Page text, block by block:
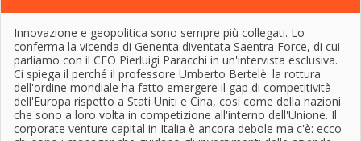
Innovazione e geopolitica sono sempre più collegati. Lo
conferma la vicenda di Genenta diventata Saentra Force, di cui
parliamo con il CEO Pierluigi Paracchi in un'intervista esclusiva.
Ci spiega il perché il professore Umberto Bertelè: la rottura
dell'ordine mondiale ha fatto emergere il gap di competitività
dell'Europa rispetto a Stati Uniti e Cina, così come della nazioni
che sono a loro volta in competizione all'interno dell'Unione. Il
corporate venture capital in Italia è ancora debole ma c'è: ecco